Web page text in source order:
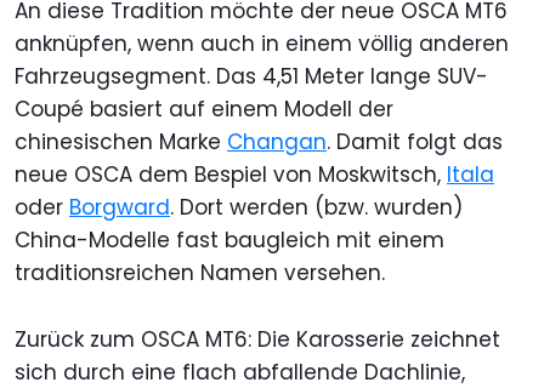
An diese Tradition möchte der neue OSCA MT6
anknüpfen, wenn auch in einem völlig anderen
Fahrzeugsegment. Das 4,51 Meter lange SUV-
Coupé basiert auf einem Modell der
chinesischen Marke Changan. Damit folgt das
neue OSCA dem Bespiel von Moskwitsch, Itala
oder Borgward. Dort werden (bzw. wurden)
China-Modelle fast baugleich mit einem
traditionsreichen Namen versehen.
Zurück zum OSCA MT6: Die Karosserie zeichnet
sich durch eine flach abfallende Dachlinie,